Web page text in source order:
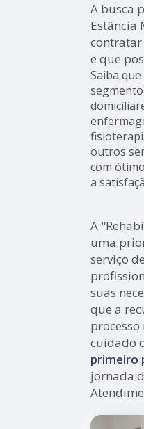
A busca
Estância
contratar
e que
Saiba
segmento
outros
com
a
A
uma
serviço de
suas
que a
processo
cuidado
primeiro
jornada